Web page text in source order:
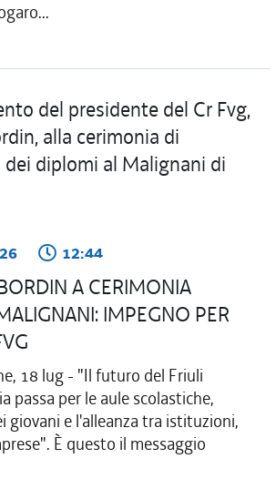
12:44
A CERIMONIA
IMPEGNO PER
18 lug - "Il futuro del Friuli
passa per le aule scolastiche,
giovani e l'alleanza tra istituzioni,
È questo il messaggio